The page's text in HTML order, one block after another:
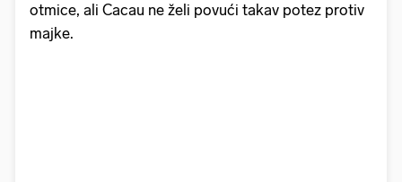
otmice, ali Cacau ne želi povući takav potez protiv
majke.